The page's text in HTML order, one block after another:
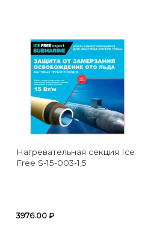
Нагревательная секция Ice
Free S-15-003-1,5
3976.00 ₽